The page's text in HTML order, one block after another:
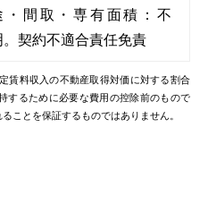
・間取・専有面積：不
。契約不適合責任免責
賃料収入の不動産取得対価に対する割合
するために必要な費用の控除前のもので
ことを保証するものではありません。